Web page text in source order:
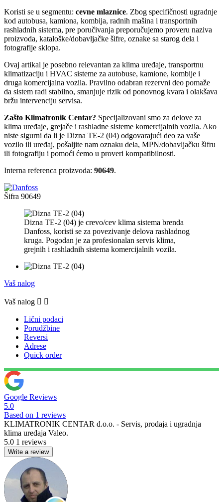
Koristi se u segmentu: cevne mlaznice. Zbog specifičnosti ugradnje
kod autobusa, kamiona, kombija, radnih mašina i transportnih
rashladnih sistema, pre poručivanja preporučujemo proveru naziva
proizvoda, kataloške/dobavljačke šifre, oznake sa starog dela i
fotografije sklopa.
Ovaj artikal je posebno relevantan za klima uređaje, transportnu
klimatizaciju i HVAC sisteme za autobuse, kamione, kombije i
druga komercijalna vozila. Pravilno odabran rezervni deo pomaže
da sistem radi stabilno, smanjuje rizik od ponovnog kvara i olakšava
bržu intervenciju servisa.
Zašto Klimatronik Centar? Specijalizovani smo za delove za
klima uređaje, grejače i rashladne sisteme komercijalnih vozila. Ako
niste sigurni da li je Dizna TE-2 (04) odgovarajući deo za vaše
vozilo ili uređaj, pošaljite nam oznaku dela, MPN/dobavljačku šifru
ili fotografiju i pomoći ćemo u proveri kompatibilnosti.
Interna referenca proizvoda: 90649.
Šifra 90649
Dizna TE-2 (04) je crevo/cev klima sistema brenda
Danfoss, koristi se za povezivanje delova rashladnog
kruga. Pogodan je za profesionalan servis klima,
grejnih i rashladnih sistema komercijalnih vozila.
Vaš nalog
Vaš nalog  
Lični podaci
Porudžbine
Reversi
Adrese
Quick order
Google Reviews
5.0
Based on 1 reviews
KLIMATRONIK CENTAR d.o.o. - Servis, prodaja i ugradnja
klima uređaja Valeo.
5.0 1 reviews
Write a review